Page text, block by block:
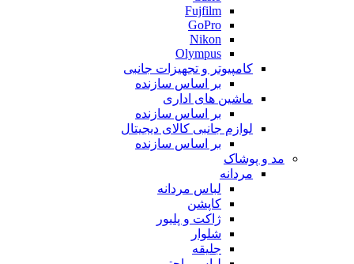
Fujfilm
GoPro
Nikon
Olympus
کامپیوتر و تجهیزات جانبی
بر اساس سازنده
ماشین های اداری
بر اساس سازنده
لوازم جانبی کالای دیجیتال
بر اساس سازنده
مد و پوشاک
مردانه
لباس مردانه
کاپشن
ژاکت و پلیور
شلوار
جلیقه